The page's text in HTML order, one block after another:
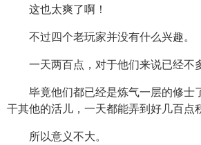
这也太爽了啊！
不过四个老玩家并没有什么兴趣。
一天两百点，对于他们来说已经不
毕竟他们都已经是炼气一层的修士
干其他的活儿，一天都能弄到好几百点
所以意义不大。